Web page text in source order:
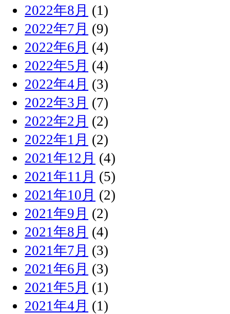
2022年8月 (1)
2022年7月 (9)
2022年6月 (4)
2022年5月 (4)
2022年4月 (3)
2022年3月 (7)
2022年2月 (2)
2022年1月 (2)
2021年12月 (4)
2021年11月 (5)
2021年10月 (2)
2021年9月 (2)
2021年8月 (4)
2021年7月 (3)
2021年6月 (3)
2021年5月 (1)
2021年4月 (1)